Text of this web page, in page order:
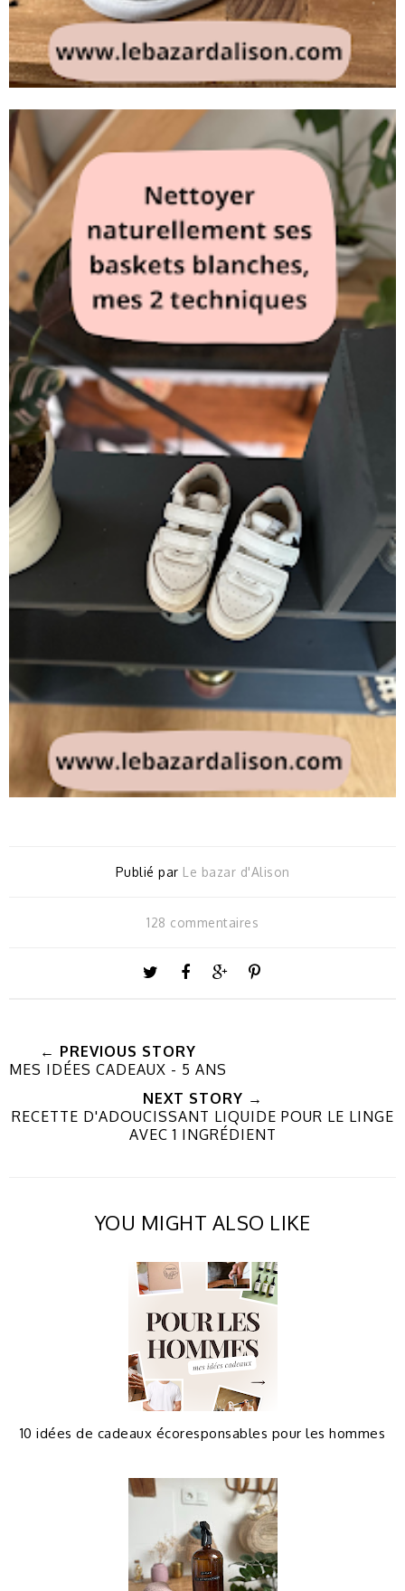
Publié par Le bazar d'Alison
128 commentaires
← PREVIOUS STORY
MES IDÉES CADEAUX - 5 ANS
NEXT STORY →
RECETTE D'ADOUCISSANT LIQUIDE POUR LE LINGE
AVEC 1 INGRÉDIENT
YOU MIGHT ALSO LIKE
10 idées de cadeaux écoresponsables pour les hommes